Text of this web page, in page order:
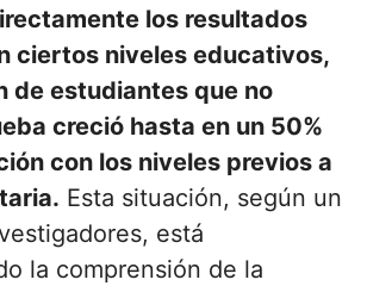
los resultados
ciertos niveles educativos,
de estudiantes que no
creció hasta en un 50%
con los niveles previos a
Esta situación, según un
está
la comprensión de la